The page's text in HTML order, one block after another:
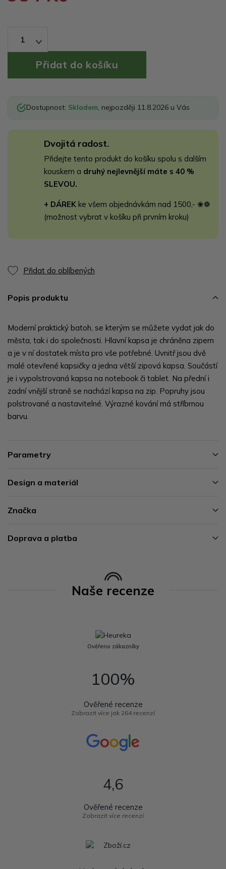
1
Dostupnost: Skladem, nejpozději 11.8.2026 u Vás
Dvojitá radost.
Přidejte tento produkt do košíku spolu s dalším
kouskem a druhý nejlevnější máte s 40 %
SLEVOU.
+ DÁREK ke všem objednávkám nad 1500,- ❀❁
(možnost vybrat v košíku při prvním kroku)
Přidat do oblíbených
Popis produktu
Moderní praktický batoh, se kterým se můžete vydat jak do
města, tak i do společnosti. Hlavní kapsa je chráněna zipem
a je v ní dostatek místa pro vše potřebné. Uvnitř jsou dvě
malé otevřené kapsičky a jedna větší zipová kapsa. Součástí
je i vypolstrovaná kapsa na notebook či tablet. Na přední i
zadní vnější straně se nachází kapsa na zip. Popruhy jsou
polstrované a nastavitelné. Výrazné kování má stříbrnou
barvu.
Parametry
Design a materiál
Značka
Doprava a platba
Naše recenze
Ověřeno zákazníky
100%
Ověřené recenze
Zobrazit více jak 264 recenzí
4,6
Ověřené recenze
Zobrazit více recenzí